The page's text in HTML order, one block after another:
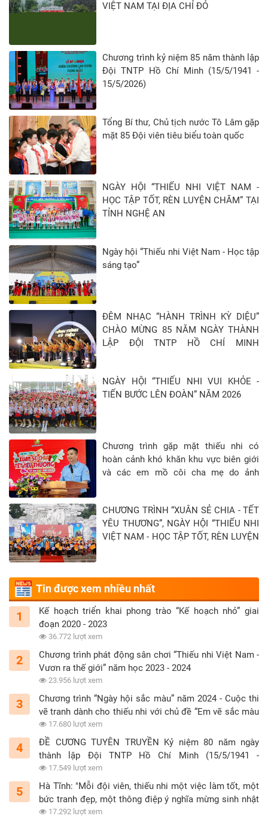
VIỆT NAM TẠI ĐỊA CHỈ ĐỎ
Chương trình kỷ niệm 85 năm thành lập
Đội TNTP Hồ Chí Minh (15/5/1941 -
15/5/2026)
Tổng Bí thư, Chủ tịch nước Tô Lâm gặp
mặt 85 Đội viên tiêu biểu toàn quốc
NGÀY HỘI “THIẾU NHI VIỆT NAM -
HỌC TẬP TỐT, RÈN LUYỆN CHĂM” TẠI
TỈNH NGHỆ AN
Ngày hội “Thiếu nhi Việt Nam - Học tập
sáng tạo”
ĐÊM NHẠC “HÀNH TRÌNH KỲ DIỆU”
CHÀO MỪNG 85 NĂM NGÀY THÀNH
LẬP ĐỘI TNTP HỒ CHÍ MINH
NGÀY HỘI “THIẾU NHI VUI KHỎE -
TIẾN BƯỚC LÊN ĐOÀN” NĂM 2026
Chương trình gặp mặt thiếu nhi có
hoàn cảnh khó khăn khu vực biên giới
và các em mồ côi cha mẹ do ảnh
chia - Tết yêu thương” năm 2026
CHƯƠNG TRÌNH “XUÂN SẺ CHIA - TẾT
YÊU THƯƠNG”, NGÀY HỘI “THIẾU NHI
VIỆT NAM - HỌC TẬP TỐT, RÈN LUYỆN
Tin được xem nhiều nhất
1
Kế hoạch triển khai phong trào “Kế hoạch nhỏ” giai
đoạn 2020 - 2023
36.772 lượt xem
2
Chương trình phát động sân chơi “Thiếu nhi Việt Nam -
Vươn ra thế giới” năm học 2023 - 2024
23.956 lượt xem
3
Chương trình “Ngày hội sắc màu” năm 2024 - Cuộc thi
vẽ tranh dành cho thiếu nhi với chủ đề “Em vẽ sắc màu
tình nguyện”
17.680 lượt xem
4
ĐỀ CƯƠNG TUYÊN TRUYỀN Kỷ niệm 80 năm ngày
thành lập Đội TNTP Hồ Chí Minh (15/5/1941 -
15/5/2021)
17.549 lượt xem
5
Hà Tĩnh: "Mỗi đội viên, thiếu nhi một việc làm tốt, một
bức tranh đẹp, một thông điệp ý nghĩa mừng sinh nhật
Đội"17.292 lượt xem